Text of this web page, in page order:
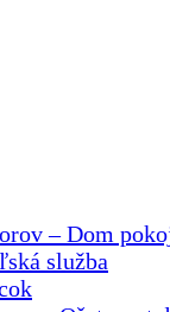
– Dom
služba